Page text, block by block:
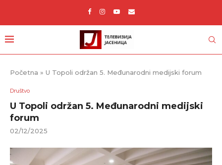
Početna » U Topoli održan 5. Međunarodni medijski forum
Društvo
U Topoli održan 5. Međunarodni medijski
forum
02/12/2025